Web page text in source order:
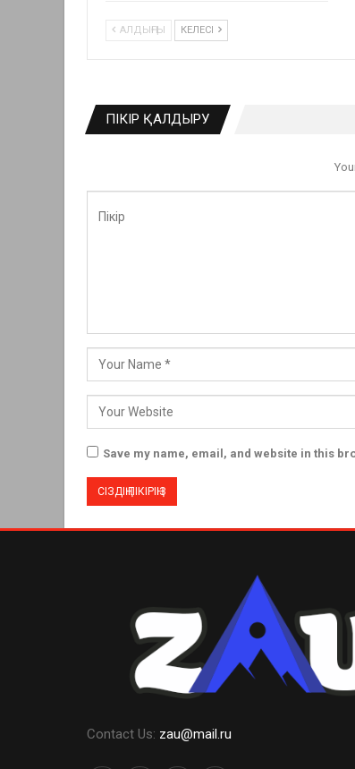
АЛДЫҢҒЫ КЕЛЕСІ
ПІКІР ҚАЛДЫРУ
Save my name, email, and website in this
Contact Us: zau@mail.ru